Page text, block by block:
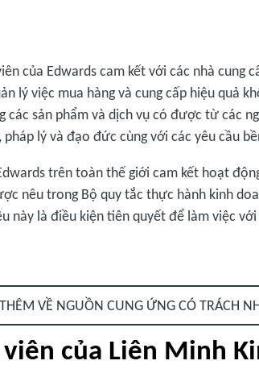
của Edwards cam kết với các nhà
lý việc mua hàng và cung cấp hiệu quả
các sản phẩm và dịch vụ có được từ các
pháp lý và đạo đức cùng với các yêu cầu
trên toàn thế giới cam kết hoạt
nêu trong Bộ quy tắc thực hành kinh
này là điều kiện tiên quyết để làm việc với
VỀ NGUỒN CUNG ỨNG CÓ TRÁCH
của Liên Minh